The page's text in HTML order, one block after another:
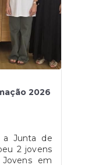
2026
a Junta de
2 jovens
em